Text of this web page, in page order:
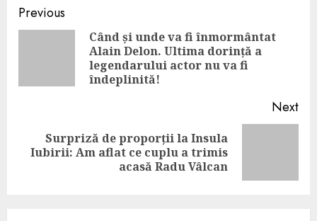
Continue
Reading
Previous
Când și unde va fi înmormântat
Alain Delon. Ultima dorință a
legendarului actor nu va fi
îndeplinită!
Next
Next
Surpriză de proporții la Insula
Iubirii: Am aflat ce cuplu a trimis
acasă Radu Vâlcan